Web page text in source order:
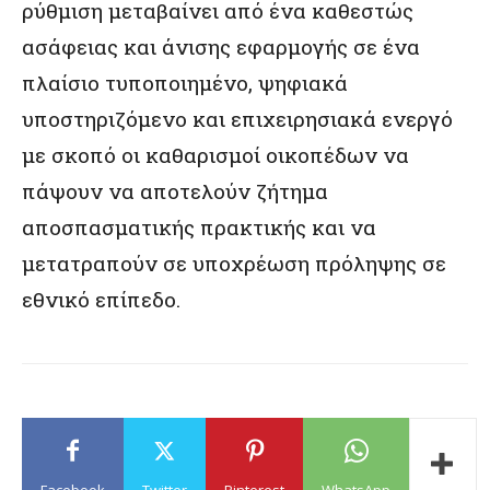
ρύθμιση μεταβαίνει από ένα καθεστώς
ασάφειας και άνισης εφαρμογής σε ένα
πλαίσιο τυποποιημένο, ψηφιακά
υποστηριζόμενο και επιχειρησιακά ενεργό
με σκοπό οι καθαρισμοί οικοπέδων να
πάψουν να αποτελούν ζήτημα
αποσπασματικής πρακτικής και να
μετατραπούν σε υποχρέωση πρόληψης σε
εθνικό επίπεδο.